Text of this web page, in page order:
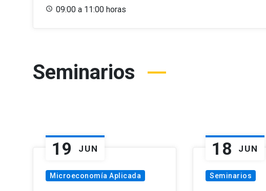
09:00 a 11:00 horas
Seminarios
19 JUN
Microeconomía Aplicada
18 JUN
Seminarios